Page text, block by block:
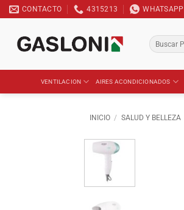
Saltar
al
contenido
CONTACTO 4315213 WHATSAPP
Buscar
por:
VENTILACION AIRES ACONDICIONADOS
INICIO / SALUD Y BELLEZA